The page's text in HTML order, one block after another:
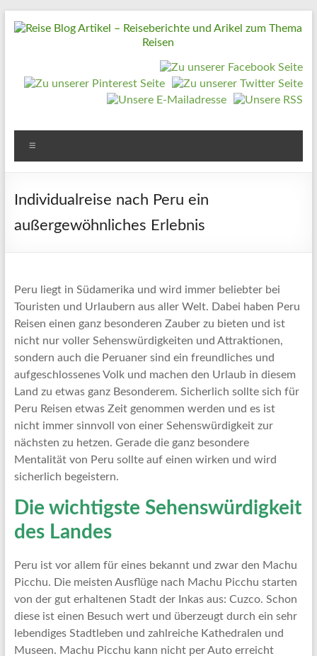
Inhalt
Blog
–
Reiseberichte
Arikel
zum
Thema
Reise
Urlaub,
Artikel
Tipps
und
Informationen
zum
Thema
Reisen
Individualreise nach Peru ein
außergewöhnliches Erlebnis
Peru liegt in Südamerika und wird immer beliebter bei
Touristen und Urlaubern aus aller Welt. Dabei haben Peru
Reisen einen ganz besonderen Zauber zu bieten und ist
nicht nur voller Sehenswürdigkeiten und Attraktionen,
sondern auch die Peruaner sind ein freundliches und
aufgeschlossenes Volk und machen den Urlaub in diesem
Land zu etwas ganz Besonderem. Sicherlich sollte sich für
Peru Reisen etwas Zeit genommen werden und es ist
nicht immer sinnvoll von einer Sehenswürdigkeit zur
nächsten zu hetzen. Gerade die ganz besondere
Mentalität von Peru sollte auf einen wirken und wird
sicherlich begeistern.
Die wichtigste Sehenswürdigkeit
des Landes
Peru ist vor allem für eines bekannt und zwar den Machu
Picchu. Die meisten Ausflüge nach Machu Picchu starten
von der gut erhaltenen Stadt der Inkas aus: Cuzco. Schon
diese ist einen Besuch wert und überzeugt durch ein sehr
lebendiges Stadtleben und zahlreiche Kathedralen und
Museen. Machu Picchu kann nicht per Auto erreicht